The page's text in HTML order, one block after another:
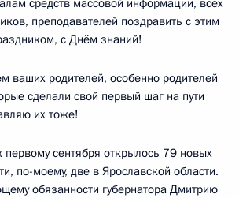
преподавателей поздравить с этим
с Днём знаний!
ваших родителей, особенно родителей
сделали свой первый шаг на пути
их тоже!
первому сентября открылось 79 новых
по-моему, две в Ярославской области.
обязанности губернатора Дмитрию